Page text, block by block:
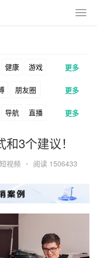
健康 游戏
教育 婚纱
跨境 科技
更多
朋友圈
头条 知乎
爱奇艺 美柚
Facebook
Bing
更多
导航 直播
私域 社群
策划 案例
海外
更多
3个建议！
短视频 • 阅读 1506433